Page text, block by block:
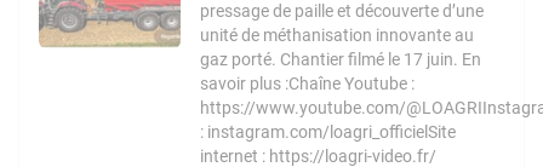
pressage de paille et découverte d’une
unité de méthanisation innovante au
gaz porté. Chantier filmé le 17 juin. En
savoir plus :Chaîne Youtube :
https://www.youtube.com/
: instagram.com/loagri_officielSite
internet : https://loagri-video.fr/